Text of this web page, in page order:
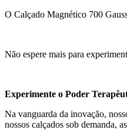
O Calçado Magnético 700
Não espere mais para
Experimente o Poder
Na vanguarda da inovação,
nossos calçados sob demanda,